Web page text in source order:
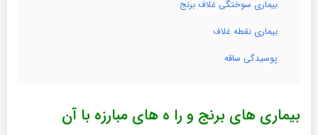
بیماری سوختگی غلاف برنج
بیماری نقطه غلاف
پوسیدگی ساقه
بیماری های برنج و را ه های مبارزه با آن